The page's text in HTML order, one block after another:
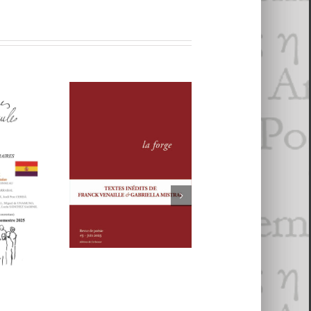
2025- 6 jan­vi­er 2026
2025
FORGE, # 5